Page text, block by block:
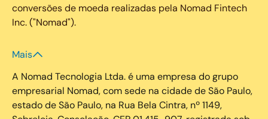
conversões de moeda realizadas pela Nomad Fintech
Inc. ("Nomad").
Mais
A Nomad Tecnologia Ltda. é uma empresa do grupo
empresarial Nomad, com sede na cidade de São Paulo,
estado de São Paulo, na Rua Bela Cintra, nº 1149,